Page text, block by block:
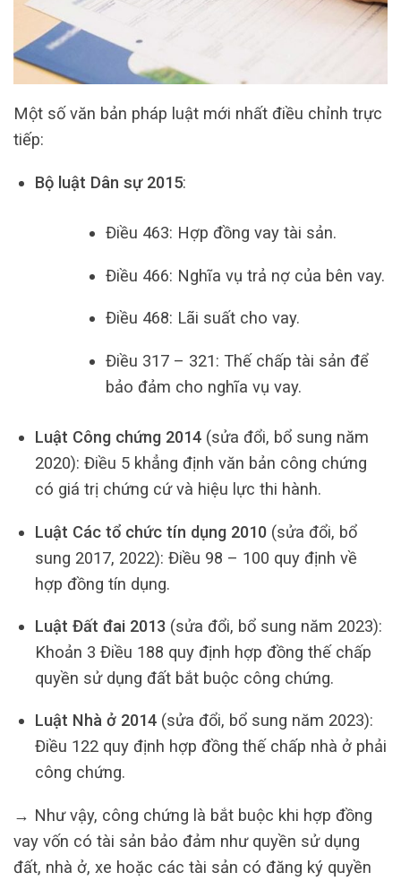
Một số văn bản pháp luật mới nhất điều chỉnh trực
tiếp:
Bộ luật Dân sự 2015:
Điều 463: Hợp đồng vay tài sản.
Điều 466: Nghĩa vụ trả nợ của bên vay.
Điều 468: Lãi suất cho vay.
Điều 317 – 321: Thế chấp tài sản để
bảo đảm cho nghĩa vụ vay.
Luật Công chứng 2014(sửa đổi, bổ sung năm
2020): Điều 5 khẳng định văn bản công chứng
có giá trị chứng cứ và hiệu lực thi hành.
Luật Các tổ chức tín dụng 2010(sửa đổi, bổ
sung 2017, 2022): Điều 98 – 100 quy định về
hợp đồng tín dụng.
Luật Đất đai 2013(sửa đổi, bổ sung năm 2023):
Khoản 3 Điều 188 quy định hợp đồng thế chấp
quyền sử dụng đất bắt buộc công chứng.
Luật Nhà ở 2014(sửa đổi, bổ sung năm 2023):
Điều 122 quy định hợp đồng thế chấp nhà ở phải
công chứng.
→ Như vậy, công chứng là bắt buộc khi hợp đồng
vay vốn có tài sản bảo đảm như quyền sử dụng
đất, nhà ở, xe hoặc các tài sản có đăng ký quyền